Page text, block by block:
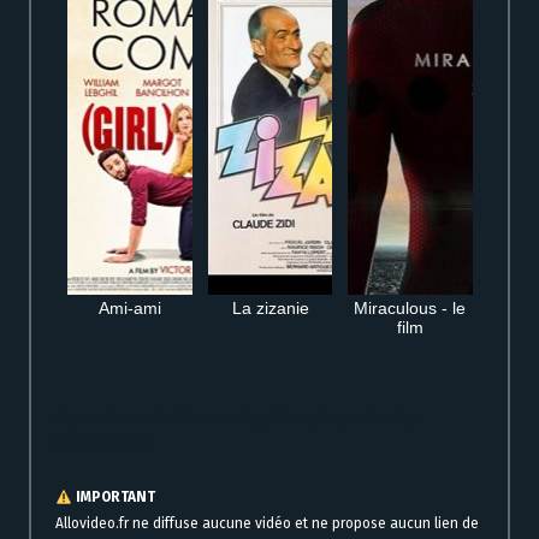
Ami-ami La zizanie
Miraculous - le
film
IMPORTANT
Allovideo.fr ne diffuse aucune vidéo et ne propose aucun lien de